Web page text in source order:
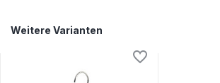
Weitere Varianten